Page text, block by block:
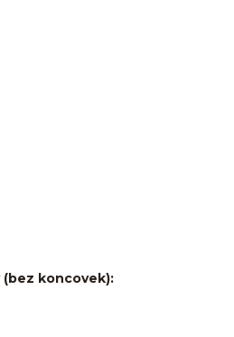
koncovek)